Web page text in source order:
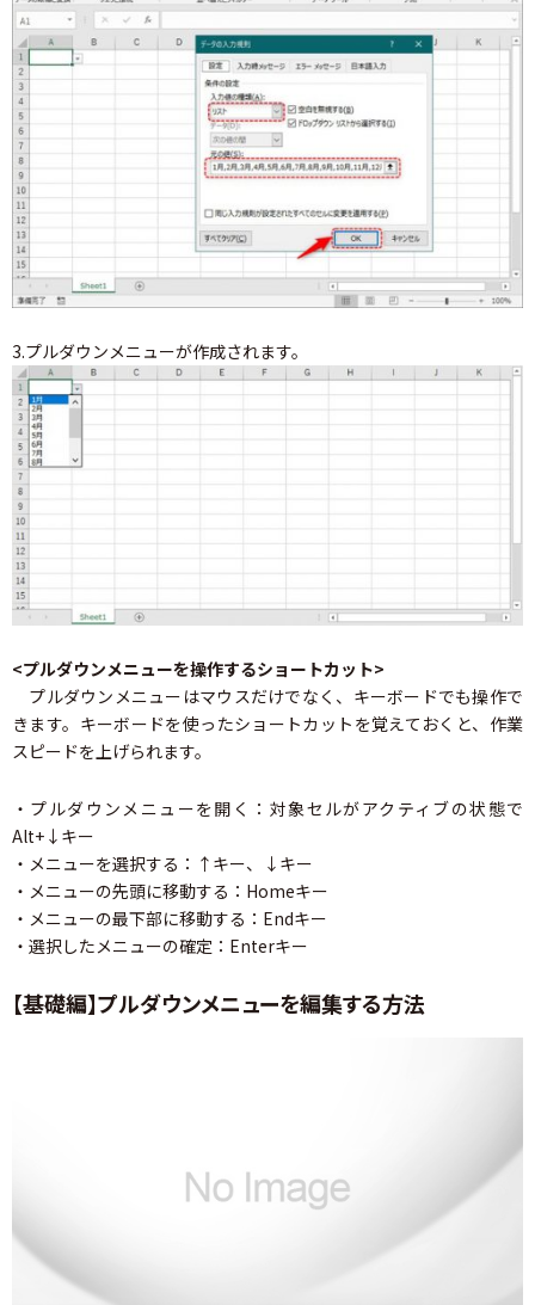
3.プルダウンメニューが作成されます。
<プルダウンメニューを操作するショートカット>
プルダウンメニューはマウスだけでなく、キーボードでも操作で
きます。キーボードを使ったショートカットを覚えておくと、作業
スピードを上げられます。
・プルダウンメニューを開く：対象セルがアクティブの状態で
Alt+↓キー
・メニューを選択する：↑キー、↓キー
・メニューの先頭に移動する：Homeキー
・メニューの最下部に移動する：Endキー
・選択したメニューの確定：Enterキー
【基礎編】プルダウンメニューを編集する方法